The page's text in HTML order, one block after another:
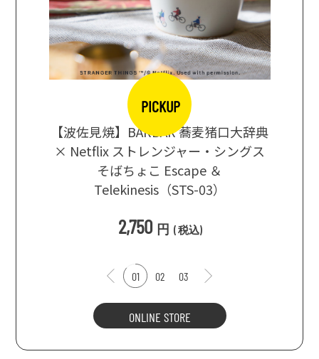
PICKUP
【波佐見焼】BARBAR 蕎麦猪口大辞典
× Netflix ストレンジャー・シングス
そばちょこ Escape ＆
Telekinesis（STS-03）
2,750 円 (税込)
01 02 03
ONLINE STORE